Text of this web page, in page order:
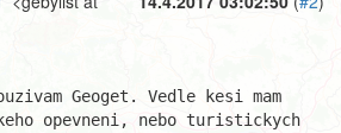
Geoget. Vedle kesi mam
opevneni, nebo turistickych